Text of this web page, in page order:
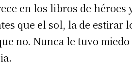
en los libros de
que el sol, la de estirar
no. Nunca le tuvo